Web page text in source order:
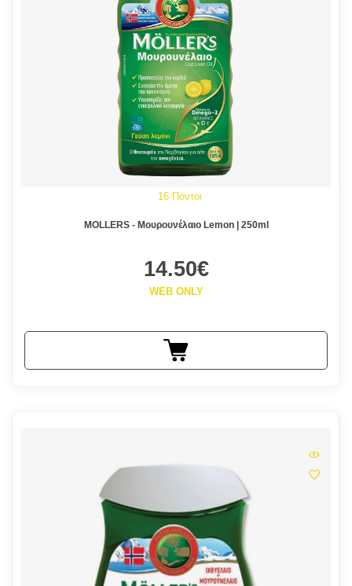
16 Πόντοι
MOLLERS - Μουρουνέλαιο Lemon | 250ml
14.50€
WEB ONLY